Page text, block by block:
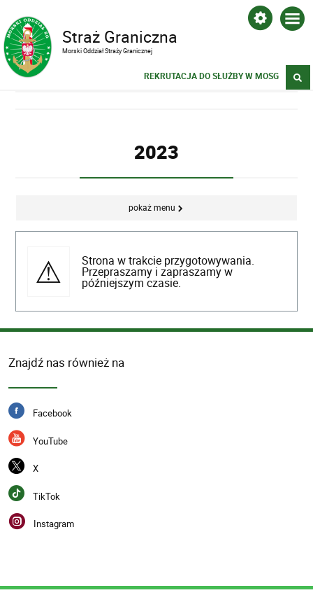
Straż Graniczna
Morski Oddział Straży Granicznej
REKRUTACJA DO SŁUŻBY W MOSG
2023
pokaż menu
Strona w trakcie przygotowywania.
Przepraszamy i zapraszamy w
późniejszym czasie.
Znajdź nas również na
Facebook
YouTube
X
TikTok
Instagram